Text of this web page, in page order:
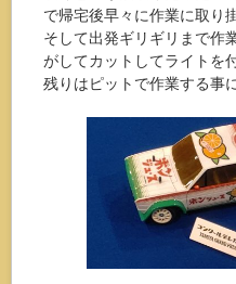
で帰宅後早々に作業に取り
そして出発ギリギリまで作
がしてカットしてライトを
残りはピットで作業する事